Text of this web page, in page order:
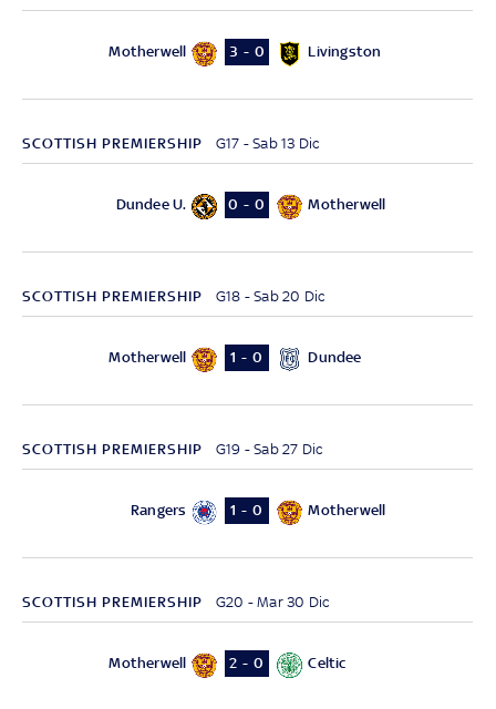
Motherwell 3 - 0 Livingston
SCOTTISH PREMIERSHIP G17 - Sab 13 Dic
Dundee U. 0 - 0 Motherwell
SCOTTISH PREMIERSHIP G18 - Sab 20 Dic
Motherwell 1 - 0 Dundee
SCOTTISH PREMIERSHIP G19 - Sab 27 Dic
Rangers 1 - 0 Motherwell
SCOTTISH PREMIERSHIP G20 - Mar 30 Dic
Motherwell 2 - 0 Celtic